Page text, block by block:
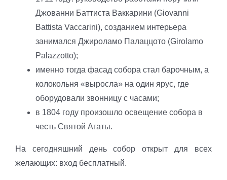
Джованни Баттиста Ваккарини (Giovanni
Battista Vaccarini), созданием интерьера
занимался Джироламо Палаццото (Girolamo
Palazzotto);
именно тогда фасад собора стал барочным, а
колокольня «выросла» на один ярус, где
оборудовали звонницу с часами;
в 1804 году произошло освещение собора в
честь Святой Агаты.
На сегодняшний день собор открыт для всех
желающих: вход бесплатный.